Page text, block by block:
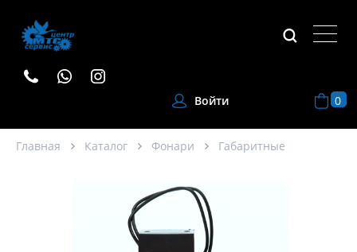
Войти 0
Главная Каталог Фонари Габаритные